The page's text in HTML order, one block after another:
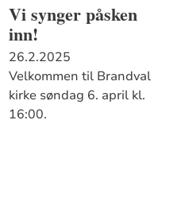
Vi synger påsken
inn!
26.2.2025
Velkommen til Brandval
kirke søndag 6. april kl.
16:00.